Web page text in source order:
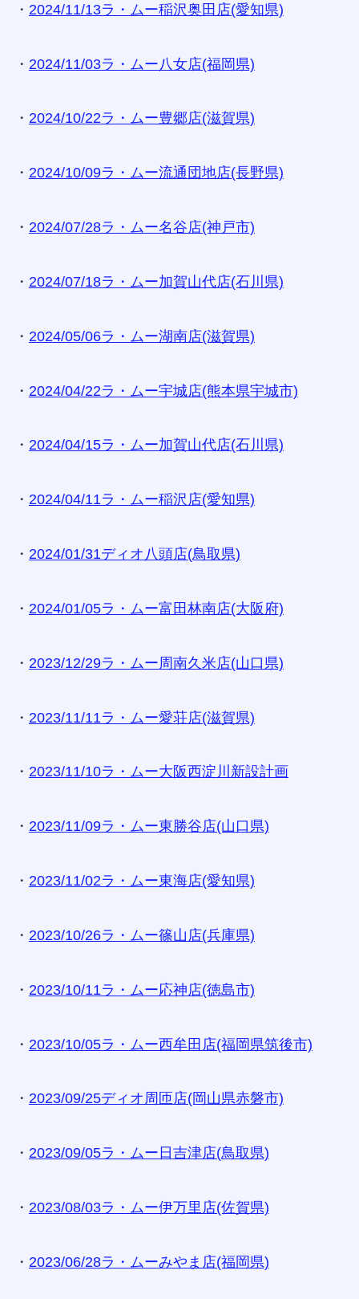
・ 2024/11/13ラ・ムー稲沢奥田店(愛知県)
・ 2024/11/03ラ・ムー八女店(福岡県)
・ 2024/10/22ラ・ムー豊郷店(滋賀県)
・ 2024/10/09ラ・ムー流通団地店(長野県)
・ 2024/07/28ラ・ムー名谷店(神戸市)
・ 2024/07/18ラ・ムー加賀山代店(石川県)
・ 2024/05/06ラ・ムー湖南店(滋賀県)
・ 2024/04/22ラ・ムー宇城店(熊本県宇城市)
・ 2024/04/15ラ・ムー加賀山代店(石川県)
・ 2024/04/11ラ・ムー稲沢店(愛知県)
・ 2024/01/31ディオ八頭店(鳥取県)
・ 2024/01/05ラ・ムー富田林南店(大阪府)
・ 2023/12/29ラ・ムー周南久米店(山口県)
・ 2023/11/11ラ・ムー愛荘店(滋賀県)
・ 2023/11/10ラ・ムー大阪西淀川新設計画
・ 2023/11/09ラ・ムー東勝谷店(山口県)
・ 2023/11/02ラ・ムー東海店(愛知県)
・ 2023/10/26ラ・ムー篠山店(兵庫県)
・ 2023/10/11ラ・ムー応神店(徳島市)
・ 2023/10/05ラ・ムー西牟田店(福岡県筑後市)
・ 2023/09/25ディオ周匝店(岡山県赤磐市)
・ 2023/09/05ラ・ムー日吉津店(鳥取県)
・ 2023/08/03ラ・ムー伊万里店(佐賀県)
・ 2023/06/28ラ・ムーみやま店(福岡県)